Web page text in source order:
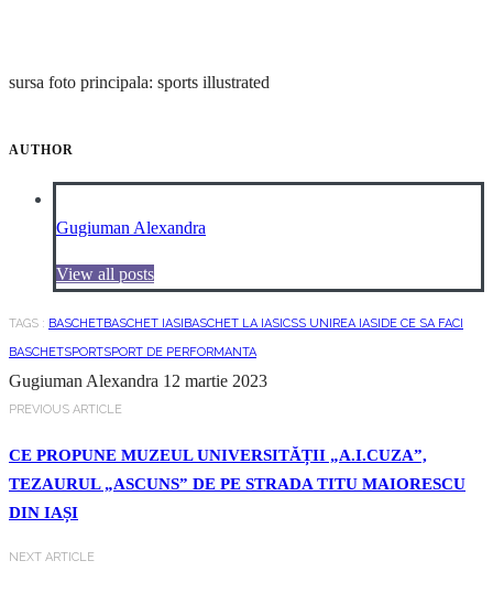
sursa foto principala: sports illustrated
AUTHOR
Gugiuman Alexandra
View all posts
TAGS : BASCHETBASCHET IASI BASCHET LA IASI CSS UNIREA IASI DE CE SA FACI
BASCHETSPORTSPORT DE PERFORMANTA
Gugiuman Alexandra 12 martie 2023
PREVIOUS ARTICLE
CE PROPUNE MUZEUL UNIVERSITĂȚII „A.I.CUZA”,
TEZAURUL „ASCUNS” DE PE STRADA TITU MAIORESCU
DIN IAȘI
NEXT ARTICLE